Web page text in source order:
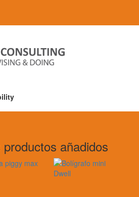
productos añadidos